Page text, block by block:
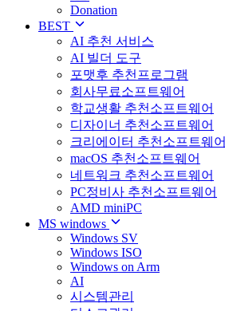
Donation
BEST
AI 추천 서비스
AI 빌더 도구
포맷후 추천프로그램
회사무료소프트웨어
학교생활 추천소프트웨어
디자이너 추천소프트웨어
크리에이터 추천소프트웨어
macOS 추천소프트웨어
네트워크 추천소프트웨어
PC정비사 추천소프트웨어
AMD miniPC
MS windows
Windows SV
Windows ISO
Windows on Arm
AI
시스템관리